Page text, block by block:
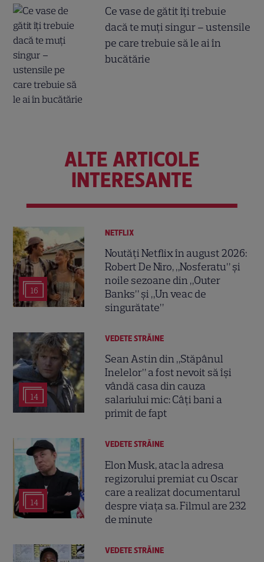
Ce vase de gătit îți trebuie
dacă te muți singur – ustensile
pe care trebuie să le ai în
bucătărie
ALTE ARTICOLE
INTERESANTE
16
NETFLIX
Noutăți Netflix în august 2026:
Robert De Niro, „Nosferatu” și
noile sezoane din „Outer
Banks” și „Un veac de
singurătate”
14
VEDETE STRĂINE
Sean Astin din „Stăpânul
Inelelor” a fost nevoit să își
vândă casa din cauza
salariului mic: Câți bani a
primit de fapt
14
VEDETE STRĂINE
Elon Musk, atac la adresa
regizorului premiat cu Oscar
care a realizat documentarul
despre viața sa. Filmul are 232
de minute
VEDETE STRĂINE